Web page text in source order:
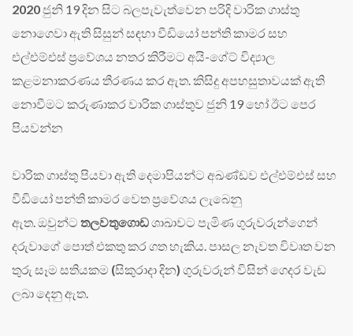
2020ජුනි 19 දින සිට බලපැවැත්වෙන පරිදි වාරික ගාස්තු
නොගෙවා ඇති සිසුන් සඳහා වීඩියෝ පන්ති කාමර සහ
එල්එම්එස් ප්‍රවේශය නතර කිරීමට අයි-ගේට් විද්‍යාල
කළමනාකරණය තීරණය කර ඇත. කිසිදු අපහසුතාවයක් ඇති
නොවීමට කරුණාකර වාරික ගාස්තුව ජුනි 19 හෝ ඊට පෙර
පියවන්න
වාරික ගාස්තු පියවා ඇති දෙමාපියන්ට අඛණ්ඩව එල්එම්එස් සහ
වීඩියෝ පන්ති කාමර වෙත ප්‍රවේශය ලැබෙනු
ඇත. ඔවුන්ට තලවතුගොඩශාඛාවට පැමිණ ගුරුවරුන්ගෙන්
දරුවාගේ පොත් එකතු කර ගත හැකිය. පාසල නැවත විවෘත වන
තුරු සෑම සතියකම (සිකුරාදාදින) ගුරුවරුන් විසින් ගෙදර වැඩ
ලබා දෙනු ඇත.